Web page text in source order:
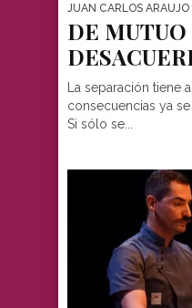
JUAN CARLOS ARAUJO
DE MUTUO
La separación tiene
consecuencias ya
Si sólo se...